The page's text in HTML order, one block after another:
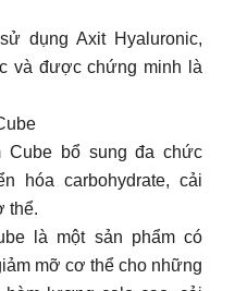
dụng Axit Hyaluronic,
và được chứng minh là
Cube bổ sung đa chức
hóa carbohydrate, cải
thể.
là một sản phẩm có
mỡ cơ thể cho những